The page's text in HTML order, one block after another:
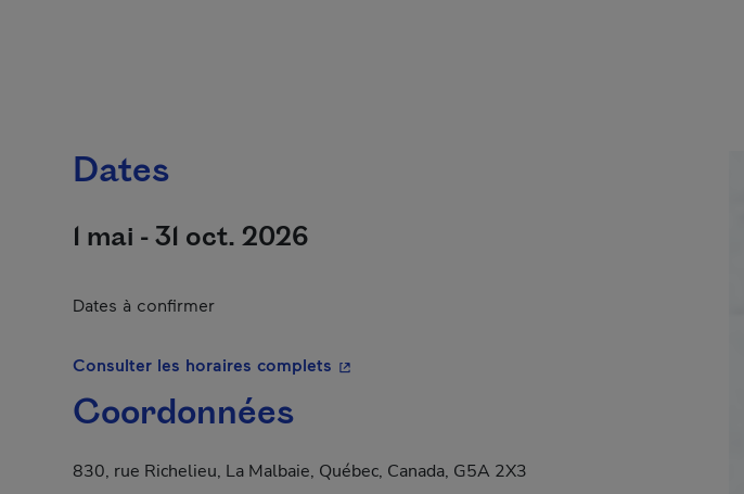
Dates
1 mai - 31 oct. 2026
Dates à confirmer
Consulter les horaires complets - Cet hyperlien s'ouvrira dans une nouvelle fenêtre.
Coordonnées
830, rue Richelieu, La Malbaie, Québec, Canada, G5A 2X3